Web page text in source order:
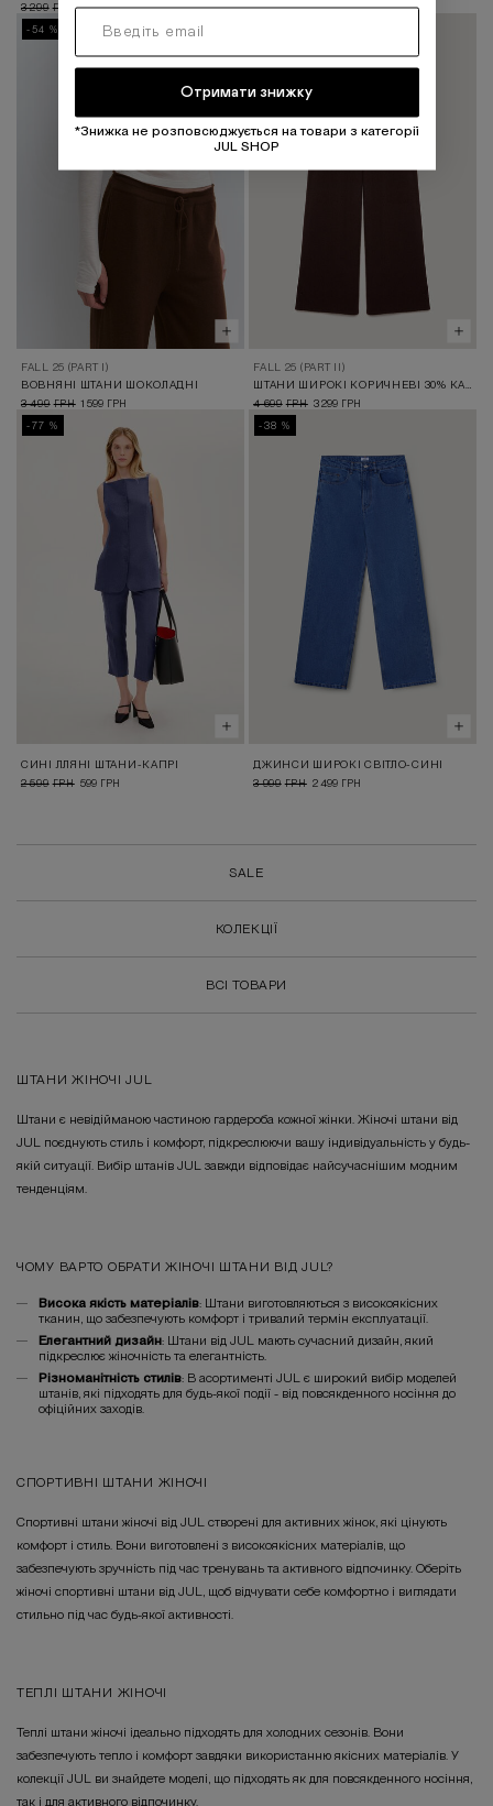
3 299 ГРН 1 499 ГРН
3 499 ГРН 2 799 ГРН
-54 %
FALL 25 (PART I)
ВОВНЯНІ ШТАНИ ШОКОЛАДНІ
3 499 ГРН 1 599 ГРН
FALL 25 (PART II)
4 699 ГРН 3 299 ГРН
-77 %
СИНІ ЛЛЯНІ ШТАНИ-КАПРІ
2 599 ГРН 599 ГРН
-38 %
ДЖИНСИ ШИРОКІ СВІТЛО-СИНІ
3 999 ГРН 2 499 ГРН
SALE
КОЛЕКЦІЇ
ВСІ ТОВАРИ
ШТАНИ ЖІНОЧІ JUL
Штани є невідійманою частиною гардероба кожної жінки. Жіночі штани від
JUL поєднують стиль і комфорт, підкреслюючи вашу індивідуальність у будь-
якій ситуації. Вибір штанів JUL завжди відповідає найсучаснішим модним
тенденціям.
ЧОМУ ВАРТО ОБРАТИ ЖІНОЧІ ШТАНИ ВІД JUL?
Висока якість матеріалів: Штани виготовляються з високоякісних
тканин, що забезпечують комфорт і тривалий термін експлуатації.
Елегантний дизайн: Штани від JUL мають сучасний дизайн, який
підкреслює жіночність та елегантність.
Різноманітність стилів: В асортименті JUL є широкий вибір моделей
штанів, які підходять для будь-якої події - від повсякденного носіння до
офіційних заходів.
СПОРТИВНІ ШТАНИ ЖІНОЧІ
Спортивні штани жіночі від JUL створені для активних жінок, які цінують
комфорт і стиль. Вони виготовлені з високоякісних матеріалів, що
забезпечують зручність під час тренувань та активного відпочинку. Оберіть
жіночі спортивні штани від JUL, щоб відчувати себе комфортно і виглядати
стильно під час будь-якої активності.
ТЕПЛІ ШТАНИ ЖІНОЧІ
Теплі штани жіночі ідеально підходять для холодних сезонів. Вони
забезпечують тепло і комфорт завдяки використанню якісних матеріалів. У
колекції JUL ви знайдете моделі, що підходять як для повсякденного носіння,
так і для активного відпочинку.
Отримати знижку
*Знижка не розповсюджується на товари з категорії
JUL SHOP